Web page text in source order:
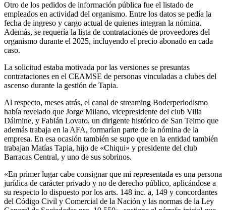
Otro de los pedidos de información pública fue el listado de
empleados en actividad del organismo. Entre los datos se pedía la
fecha de ingreso y cargo actual de quienes integran la nómina.
Además, se requería la lista de contrataciones de proveedores del
organismo durante el 2025, incluyendo el precio abonado en cada
caso.
La solicitud estaba motivada por las versiones se presuntas
contrataciones en el CEAMSE de personas vinculadas a clubes del
ascenso durante la gestión de Tapia.
Al respecto, meses atrás, el canal de streaming Boderperiodismo
había revelado que Jorge Milano, vicepresidente del club Villa
Dálmine, y Fabián Lovato, un dirigente histórico de San Telmo que
además trabaja en la AFA, formarían parte de la nómina de la
empresa. En esa ocasión también se supo que en la entidad también
trabajan Matías Tapia, hijo de «Chiqui» y presidente del club
Barracas Central, y uno de sus sobrinos.
«En primer lugar cabe consignar que mi representada es una persona
jurídica de carácter privado y no de derecho público, aplicándose a
su respecto lo dispuesto por los arts. 148 inc. a, 149 y concordantes
del Código Civil y Comercial de la Nación y las normas de la Ley